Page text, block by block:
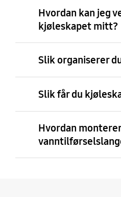
Hvordan kan jeg
kjøleskapet mitt?
Slik organiserer
Slik får du
Hvordan